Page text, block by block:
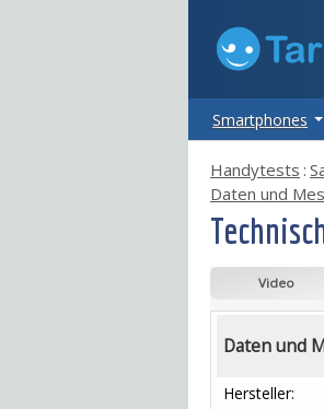
Smartphones
Handytests :
Daten und
Video
Daten und
Hersteller: